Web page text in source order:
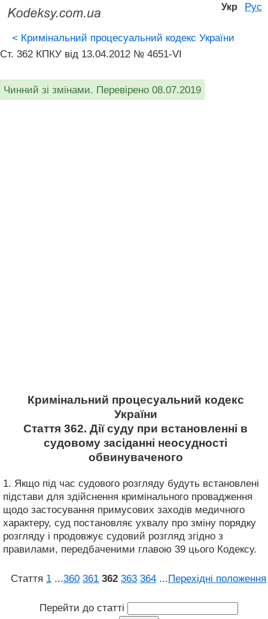
Укр Рус
< Кримінальний процесуальний кодекс України
Ст. 362 КПКУ від 13.04.2012 № 4651-VI
Чинний зі змінами. Перевірено 08.07.2019
Кримінальний процесуальний кодекс
України
Стаття 362. Дії суду при встановленні в
судовому засіданні неосудності
обвинуваченого
1. Якщо під час судового розгляду будуть встановлені
підстави для здійснення кримінального провадження
щодо застосування примусових заходів медичного
характеру, суд постановляє ухвалу про зміну порядку
розгляду і продовжує судовий розгляд згідно з
правилами, передбаченими главою 39 цього Кодексу.
Стаття 1 ...360 361 362 363 364 ...Перехідні положення
Перейти до статті